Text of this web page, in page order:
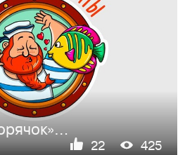
Стикерпак «Морячок» для компании «Mail.ru Group».
22 425